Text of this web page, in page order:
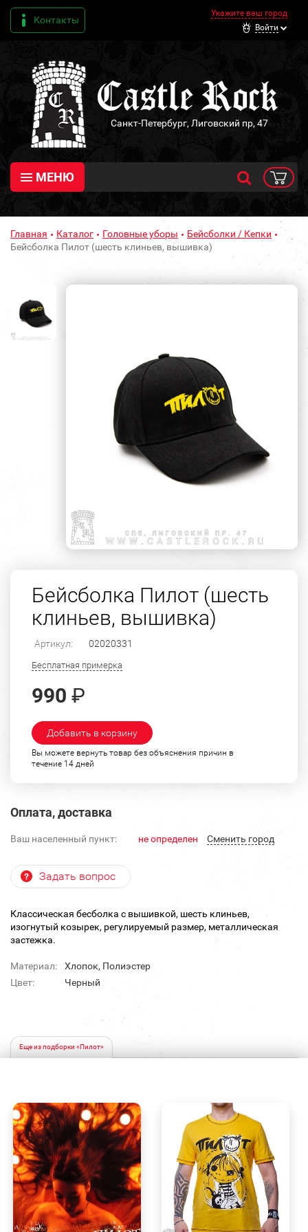
Контакты
Укажите ваш город
Войти
Санкт-Петербург, Лиговский пр, 47
МЕНЮ
Главная Каталог Головные уборы
Бейсболки / Кепки
Бейсболка Пилот (шесть клиньев, вышивка)
Бейсболка Пилот (шесть
клиньев, вышивка)
Артикул: 02020331
Бесплатная примерка
990 ₽
Добавить в корзину
Вы можете вернуть товар без объяснения причин в
течение 14 дней
Оплата, доставка
Ваш населенный пункт: не определен Cменить город
Задать вопрос
Классическая бесболка с вышивкой, шесть клиньев,
изогнутый козырек, регулируемый размер, металлическая
застежка.
Материал:
Хлопок, Полиэстер
Цвет:
Черный
Еще из подборки «Пилот»